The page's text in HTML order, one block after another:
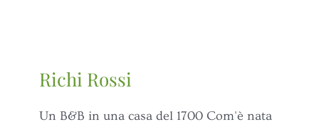
Richi Rossi
Un B&B in una casa del 1700 Com'è nata